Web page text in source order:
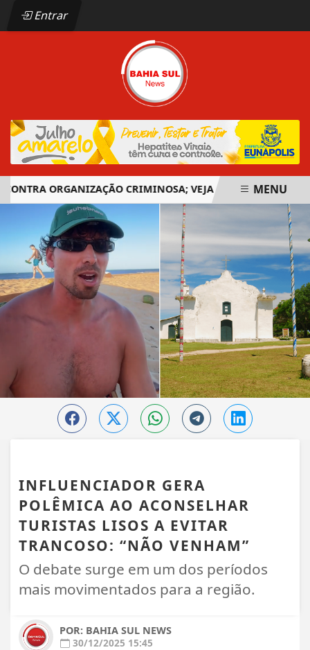
Entrar
ORGANIZAÇÃO CRIMINOSA; VEJA AS IMAGENS
EM ALTA
MENU
INFLUENCIADOR GERA
POLÊMICA AO ACONSELHAR
TURISTAS LISOS A EVITAR
TRANCOSO: “NÃO VENHAM”
O debate surge em um dos períodos
mais movimentados para a região.
POR: BAHIA SUL NEWS
30/12/2025 15:45